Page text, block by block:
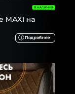
В НАЛИЧИИ
MAXI на
Подробнее